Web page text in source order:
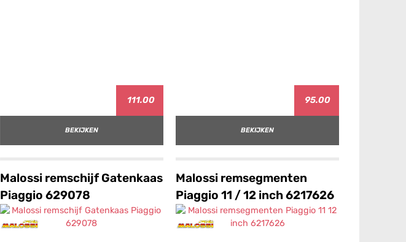
111.00
BEKIJKEN
95.00
BEKIJKEN
Malossi remschijf Gatenkaas
Piaggio 629078
Malossi remsegmenten
Piaggio 11 / 12 inch 6217626